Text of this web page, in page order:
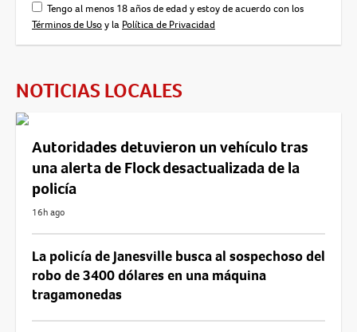
Tengo al menos 18 años de edad y estoy de acuerdo con los
Términos de Usoy la Política de Privacidad
NOTICIAS LOCALES
Autoridades detuvieron un vehículo tras
una alerta de Flock desactualizada de la
policía
16h ago
La policía de Janesville busca al sospechoso del
robo de 3400 dólares en una máquina
tragamonedas